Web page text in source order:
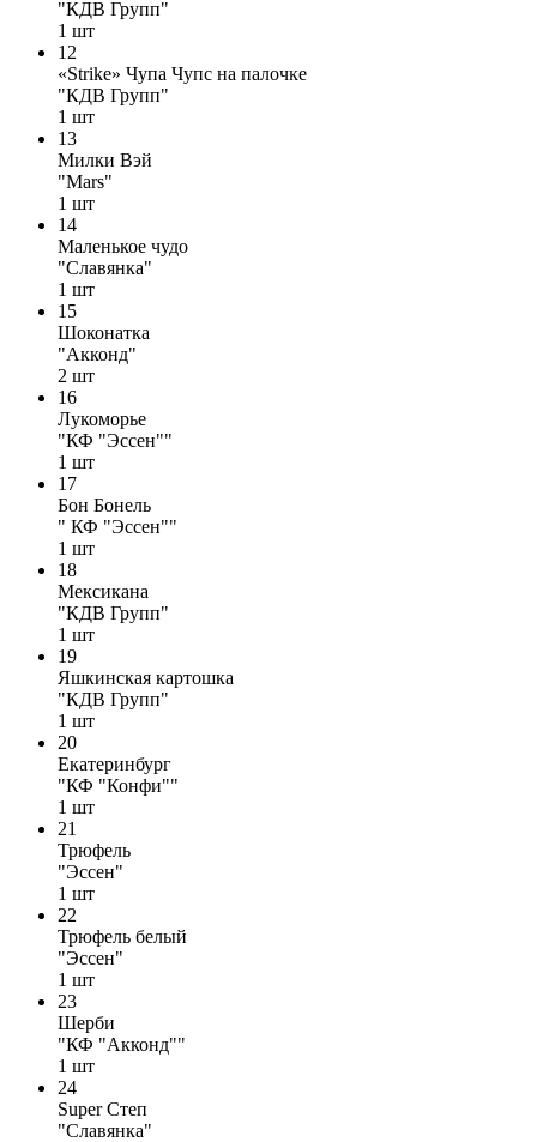
"КДВ Групп"
1 шт
12
«Strike» Чупа Чупс на палочке
"КДВ Групп"
1 шт
13
Милки Вэй
"Mars"
1 шт
14
Маленькое чудо
"Славянка"
1 шт
15
Шоконатка
"Акконд"
2 шт
16
Лукоморье
"КФ "Эссен""
1 шт
17
Бон Бонель
" КФ "Эссен""
1 шт
18
Мексикана
"КДВ Групп"
1 шт
19
Яшкинская картошка
"КДВ Групп"
1 шт
20
Екатеринбург
"КФ "Конфи""
1 шт
21
Трюфель
"Эссен"
1 шт
22
Трюфель белый
"Эссен"
1 шт
23
Шерби
"КФ "Акконд""
1 шт
24
Super Степ
"Славянка"